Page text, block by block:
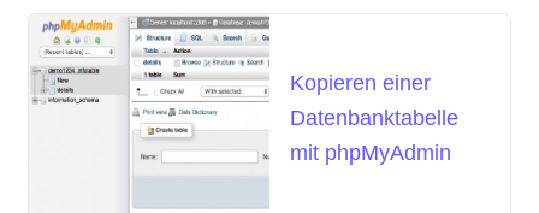
Kopieren einer
Datenbanktabelle
mit phpMyAdmin